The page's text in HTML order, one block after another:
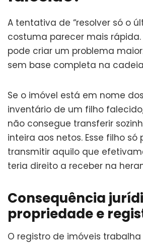
A tentativa de “resolver só o
costuma parecer mais
pode criar um problema
sem base completa na
Se o imóvel está em nome
inventário de um filho
não consegue transferir
inteira aos netos. Esse filho só
transmitir aquilo que
teria direito a receber na
Consequência
propriedade e
O registro de imóveis